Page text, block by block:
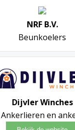
NRF B.V.
Beunkoelers
Dijvler Winches
Ankerlieren en